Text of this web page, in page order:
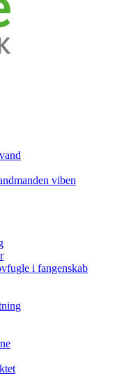
viben
i fangenskab